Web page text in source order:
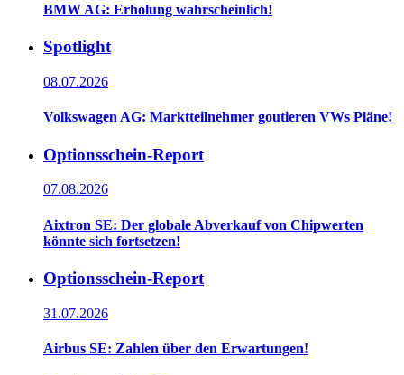
BMW AG: Erholung wahrscheinlich!
Spotlight
08.07.2026
Volkswagen AG: Marktteilnehmer goutieren VWs Pläne!
Optionsschein-Report
07.08.2026
Aixtron SE: Der globale Abverkauf von Chipwerten
könnte sich fortsetzen!
Optionsschein-Report
31.07.2026
Airbus SE: Zahlen über den Erwartungen!